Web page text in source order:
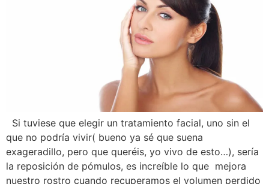
Si tuviese que elegir un tratamiento facial, uno sin el
que no podría vivir( bueno ya sé que suena
exageradillo, pero que queréis, yo vivo de esto…), sería
la reposición de pómulos, es increíble lo que mejora
nuestro rostro cuando recuperamos el volumen perdido